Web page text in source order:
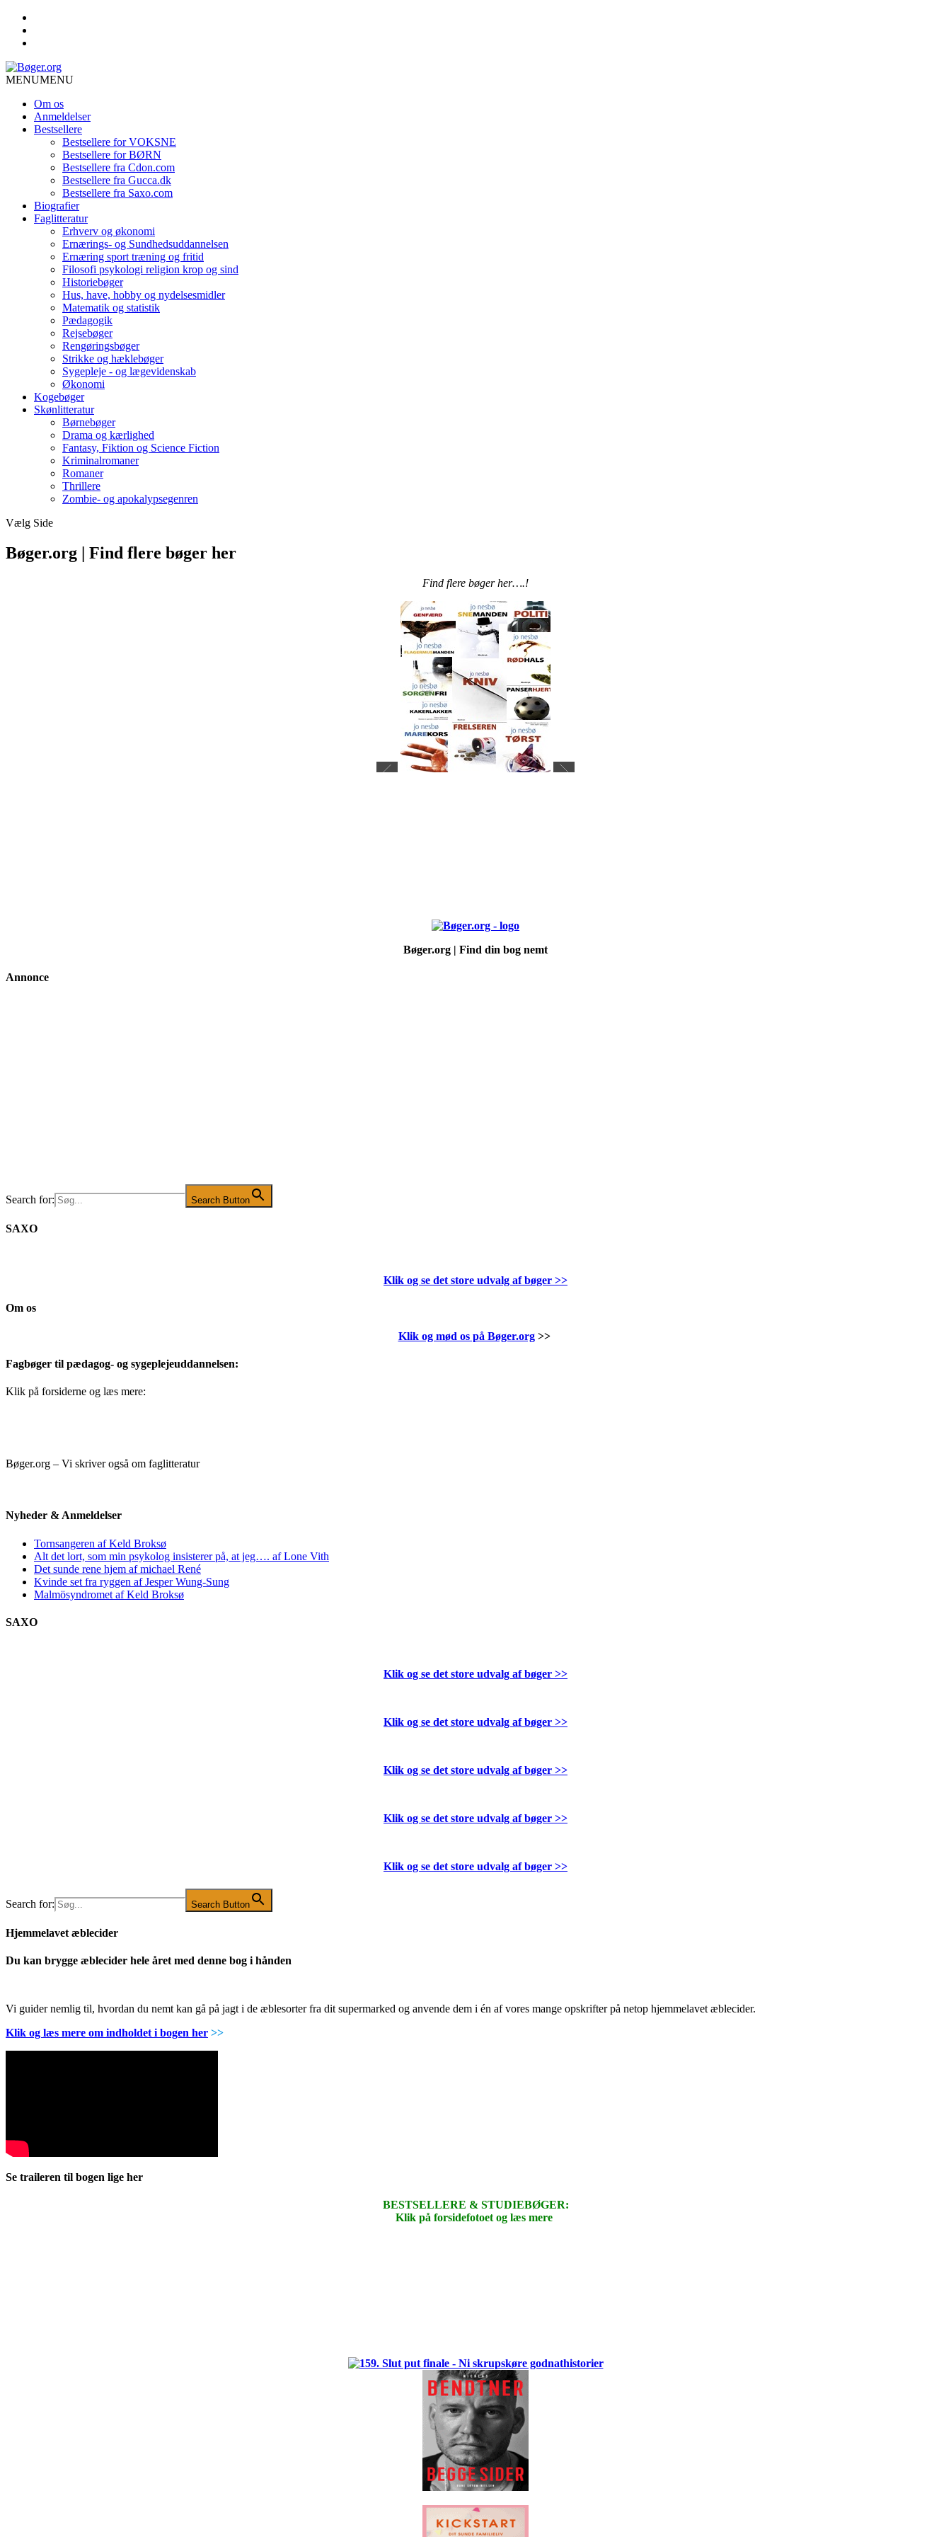
MENUMENU
Om os
Anmeldelser
Bestsellere
Bestsellere for VOKSNE
Bestsellere for BØRN
Bestsellere fra Cdon.com
Bestsellere fra Gucca.dk
Bestsellere fra Saxo.com
Biografier
Faglitteratur
Erhverv og økonomi
Ernærings- og Sundhedsuddannelsen
Ernæring sport træning og fritid
Filosofi psykologi religion krop og sind
Historiebøger
Hus, have, hobby og nydelsesmidler
Matematik og statistik
Pædagogik
Rejsebøger
Rengøringsbøger
Strikke og hæklebøger
Sygepleje - og lægevidenskab
Økonomi
Kogebøger
Skønlitteratur
Børnebøger
Drama og kærlighed
Fantasy, Fiktion og Science Fiction
Kriminalromaner
Romaner
Thrillere
Zombie- og apokalypsegenren
Vælg Side
Bøger.org | Find flere bøger her
Find flere bøger her….!
Bøger.org | Find din bog nemt
Annonce
Search for: Search Button
SAXO
Klik og se det store udvalg af bøger >>
Om os
Klik og mød os på Bøger.org>>
Fagbøger til pædagog- og sygeplejeuddannelsen:
Klik på forsiderne og læs mere:
Bøger.org – Vi skriver også om faglitteratur
Nyheder & Anmeldelser
Tornsangeren af Keld Broksø
Alt det lort, som min psykolog insisterer på, at jeg…. af Lone Vith
Det sunde rene hjem af michael René
Kvinde set fra ryggen af Jesper Wung-Sung
Malmösyndromet af Keld Broksø
SAXO
Klik og se det store udvalg af bøger >>
Klik og se det store udvalg af bøger >>
Klik og se det store udvalg af bøger >>
Klik og se det store udvalg af bøger >>
Klik og se det store udvalg af bøger >>
Search for: Search Button
Hjemmelavet æblecider
Du kan brygge æblecider hele året med denne bog i hånden
Vi guider nemlig til, hvordan du nemt kan gå på jagt i de æblesorter fra dit supermarked og anvende dem i én af vores mange opskrifter på netop hjemmelavet æblecider.
Klik og læs mere om indholdet i bogen her >>
Se traileren til bogen lige her
BESTSELLERE & STUDIEBØGER:
Klik på forsidefotoet og læs mere